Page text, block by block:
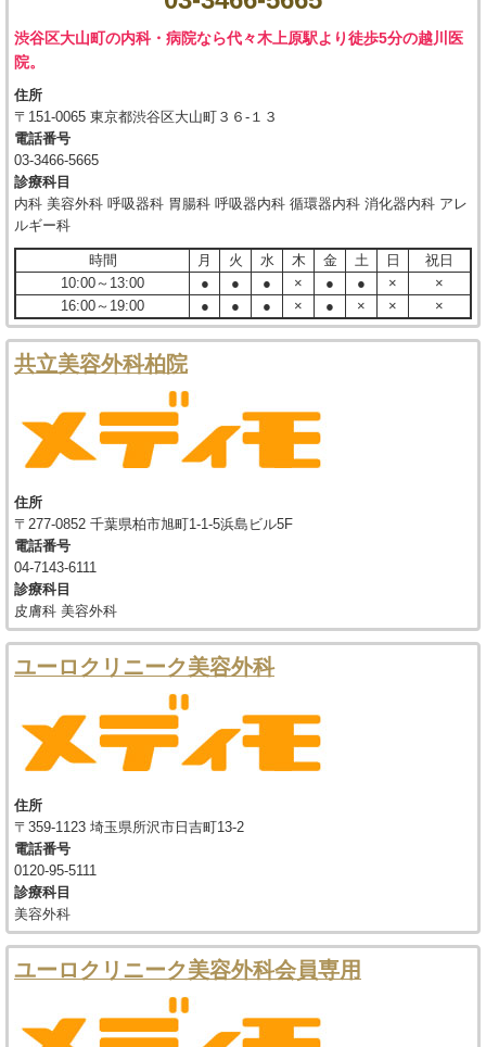
渋谷区大山町の内科・病院なら代々木上原駅より徒歩5分の越川医
院。
住所
〒151-0065 東京都渋谷区大山町３６-１３
電話番号
03-3466-5665
診療科目
内科 美容外科 呼吸器科 胃腸科 呼吸器内科 循環器内科 消化器内科 アレ
ルギー科
時間 月 火 水 木 金 土 日
祝日
10:00～13:00
● ● ● × ● ● ×
×
16:00～19:00
● ● ● × ● × × ×
共立美容外科柏院
住所
〒277-0852 千葉県柏市旭町1-1-5浜島ビル5F
電話番号
04-7143-6111
診療科目
皮膚科 美容外科
ユーロクリニーク美容外科
住所
〒359-1123 埼玉県所沢市日吉町13-2
電話番号
0120-95-5111
診療科目
美容外科
ユーロクリニーク美容外科会員専用